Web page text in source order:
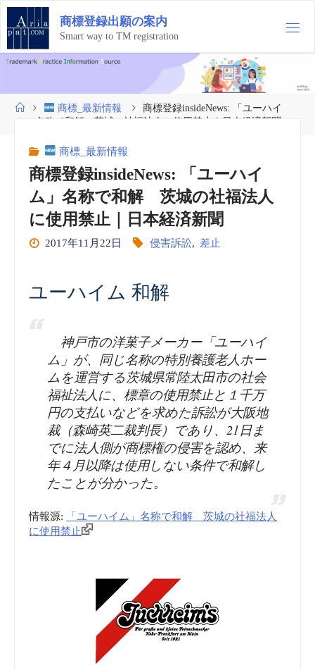
コ
テ
ン
ツ
ス
商標登録出願の案内
Smart way to TM registration
ホ
商標_最新情報
商標登録insideNews: 「ユーハイ
ム」名称で和解 茨城の社福法人に使用禁止｜日本経済新聞
商標_最新情報
商標登録insideNews: 「ユーハイ
ム」名称で和解 茨城の社福法人
に使用禁止｜日本経済新聞
2017年11月22日 侵害訴訟, 差止
ユーハイム 和解
神戸市の洋菓子メーカー「ユーハイ
ム」が、同じ名称の特別養護老人ホー
ムを運営する茨城県常陸太田市の社会
福祉法人に、標章の使用禁止と１千万
円の支払いなどを求めた訴訟が大阪地
裁（森崎英二裁判長）であり、21日ま
でに法人側が商標権の侵害を認め、来
年４月以降は使用しない条件で和解し
たことが分かった。
情報源:
「ユーハイム」名称で和解 茨城の社福法人
に使用禁止